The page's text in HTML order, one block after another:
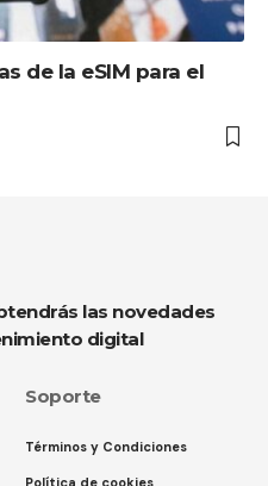
de la eSIM para el
digital
Soporte
Términos y Condiciones
Política de cookies